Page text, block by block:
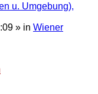
u. Umgebung),
» in Wiener